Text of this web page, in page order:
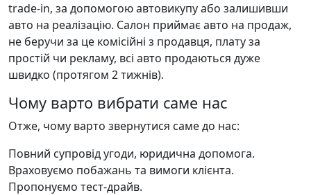
trade-in, за допомогою автовикупу або залишивши
авто на реалізацію. Салон приймає авто на продаж,
не беручи за це комісійні з продавця, плату за
простій чи рекламу, всі авто продаються дуже
швидко (протягом 2 тижнів).
Чому варто вибрати саме нас
Отже, чому варто звернутися саме до нас:
Повний супровід угоди, юридична допомога.
Враховуємо побажань та вимоги клієнта.
Пропонуємо тест-драйв.